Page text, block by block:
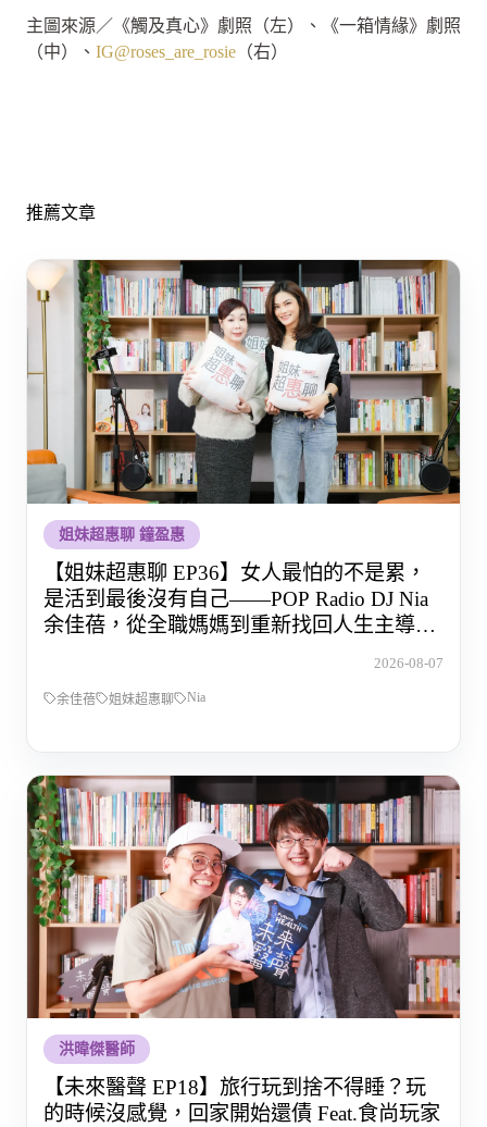
主圖來源／《觸及真心》劇照（左）、《一箱情緣》劇照
（中）、 IG@roses_are_rosie （右）
推薦文章
姐妹超惠聊 鐘盈惠
【姐妹超惠聊 EP36】女人最怕的不是累，
是活到最後沒有自己——POP Radio DJ Nia
余佳蓓，從全職媽媽到重新找回人生主導權
2026-08-07
余佳蓓 姐妹超惠聊 Nia
洪暐傑醫師
【未來醫聲 EP18】旅行玩到捨不得睡？玩
的時候沒感覺，回家開始還債 Feat.食尚玩家